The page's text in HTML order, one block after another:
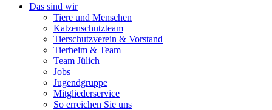
Das sind wir
Tiere und Menschen
Katzenschutzteam
Tierschutzverein & Vorstand
Tierheim & Team
Team Jülich
Jobs
Jugendgruppe
Mitgliederservice
So erreichen Sie uns